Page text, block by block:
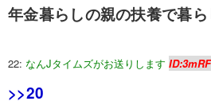
年金暮らしの親の扶養で暮ら
22: なんJタイムズがお送りします
>>20